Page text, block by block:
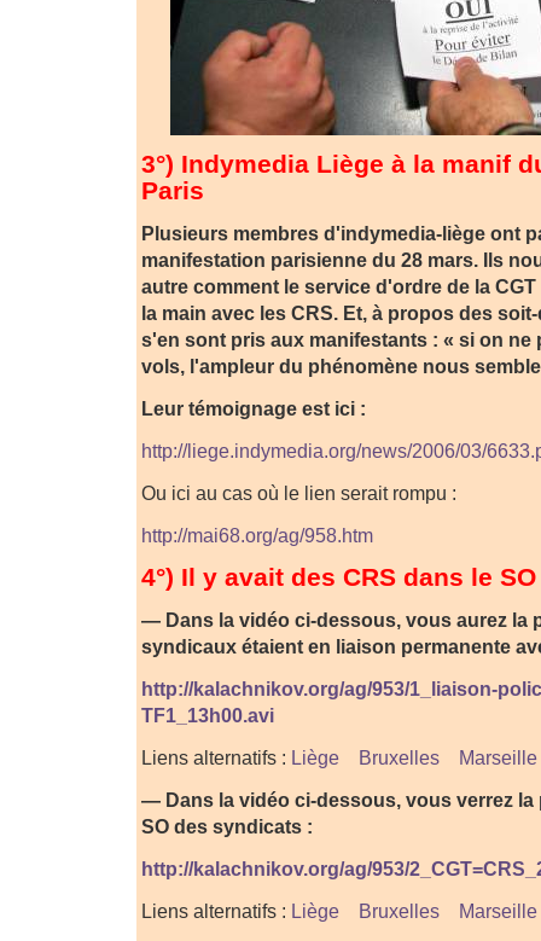
3°) Indymedia Liège à la manif
Paris
Plusieurs membres d'indymedia-liège ont
manifestation parisienne du 28 mars. Ils
autre comment le service d'ordre de la
la main avec les CRS. Et, à propos des
s'en sont pris aux manifestants : « si on ne
vols, l'ampleur du phénomène nous
Leur témoignage est ici :
http://liege.indymedia.org/news/2006/03/
Ou ici au cas où le lien serait rompu :
http://mai68.org/ag/958.htm
4°) Il y avait des CRS dans le
— Dans la vidéo ci-dessous, vous aurez la
syndicaux étaient en liaison permanente
http://kalachnikov.org/ag/953/1_liaison-
TF1_13h00.avi
Liens alternatifs : Liège Bruxelles
Marseille
— Dans la vidéo ci-dessous, vous verrez la
SO des syndicats :
http://kalachnikov.org/ag/953/
Liens alternatifs : Liège Bruxelles Marseille